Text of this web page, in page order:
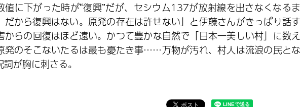
値に下がった時が“復興”だが、セシウム137が放射線を出さなくなるま
から復興はない。原発の存在は許せない」と伊藤さんがきっぱり話す
からの回復はほど遠い。かつて豊かな自然で「日本一美しい村」に数え
発のそこないたるは最も憂たき事……万物が汚れ、村人は流浪の民とな
が胸に刺さる。